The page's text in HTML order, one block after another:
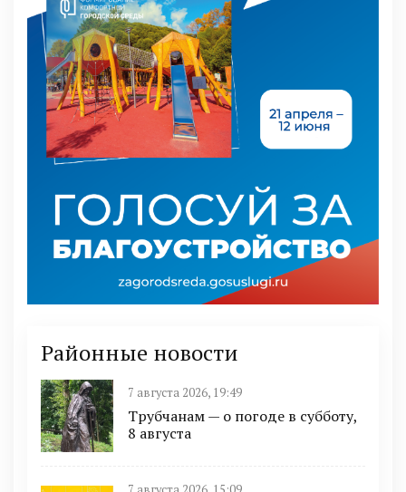
Районные новости
7 августа 2026, 19:49
Трубчанам — о погоде в субботу,
8 августа